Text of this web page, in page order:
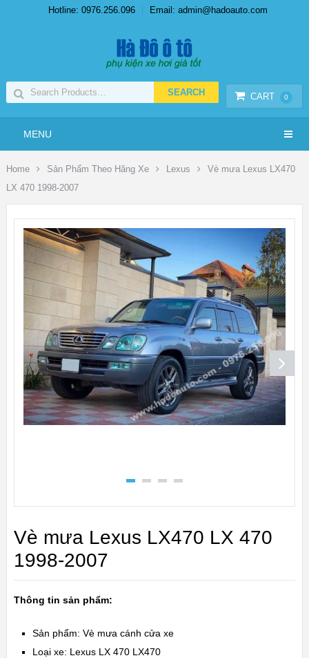
Hotline: 0976.256.096 Email: admin@hadoauto.com
CART 0
MENU
Home Sản Phẩm Theo Hãng Xe Lexus
Vè mưa Lexus LX470
LX 470 1998-2007
Vè mưa Lexus LX470 LX 470
1998-2007
Thông tin sản phẩm:
Sản phẩm: Vè mưa cánh cửa xe
Loại xe: Lexus LX 470 LX470